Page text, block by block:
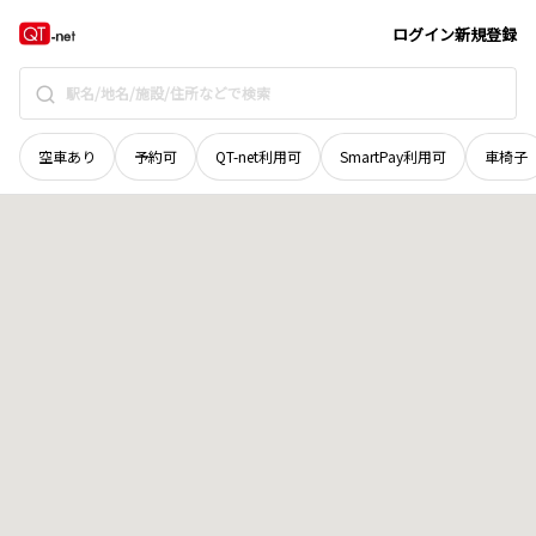
ログイン新規登録
空車あり 予約可 QT-net利用可 SmartPay利用可 車椅子
新潟県